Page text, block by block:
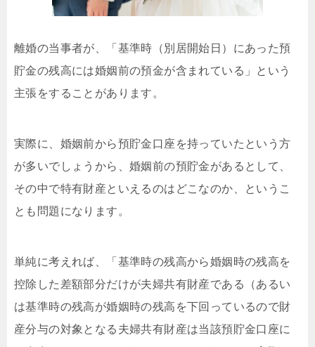
離婚の当事者が、「基準時（別居開始日）にあった預
貯金の残高には婚姻前の預金が含まれている」という
主張をすることがあります。
実際に、婚姻前から預貯金口座を持っていたという方
が多いでしょうから、婚姻前の預貯金があるとして、
その中で特有財産といえるのはどこなのか、というこ
とも問題になります。
単純に考えれば、「基準時の残高から婚姻時の残高を
控除した差額部分だけが夫婦共有財産である（あるい
は基準時の残高が婚姻時の残高を下回っているので財
産分与の対象となる夫婦共有財産は当該預貯金口座に